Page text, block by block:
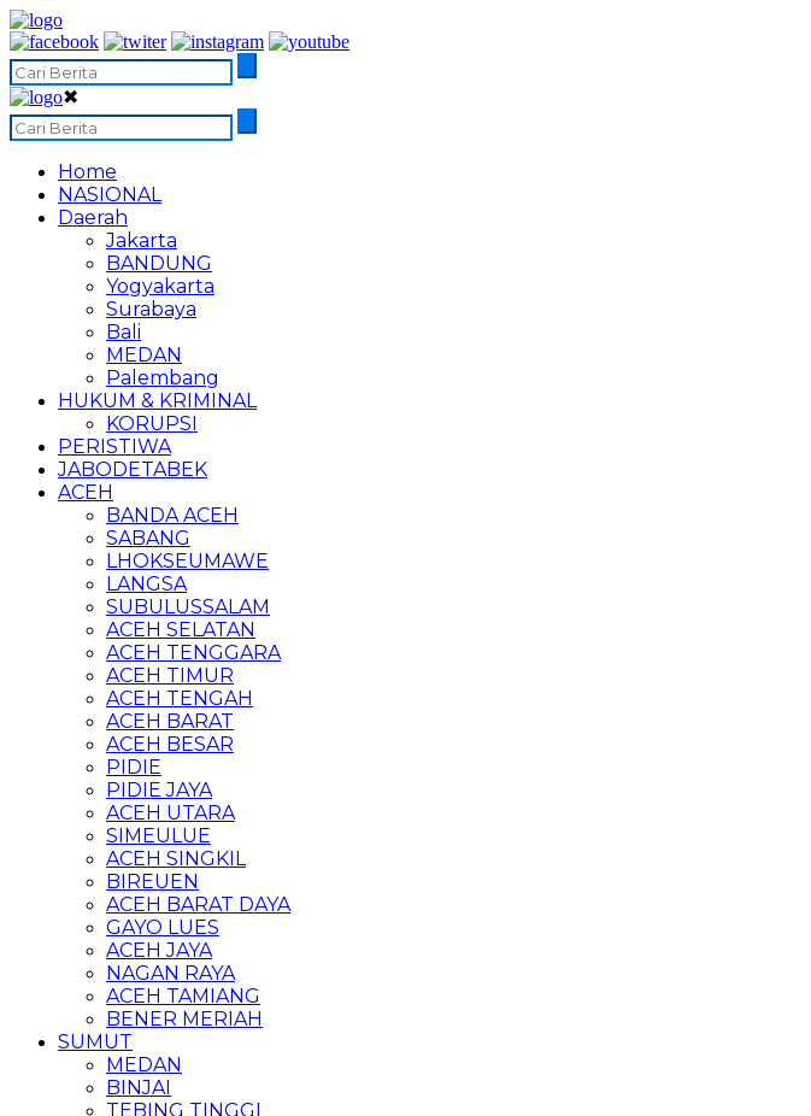
✖
Home
NASIONAL
Daerah
Jakarta
BANDUNG
Yogyakarta
Surabaya
Bali
MEDAN
Palembang
HUKUM & KRIMINAL
KORUPSI
PERISTIWA
JABODETABEK
ACEH
BANDA ACEH
SABANG
LHOKSEUMAWE
LANGSA
SUBULUSSALAM
ACEH SELATAN
ACEH TENGGARA
ACEH TIMUR
ACEH TENGAH
ACEH BARAT
ACEH BESAR
PIDIE
PIDIE JAYA
ACEH UTARA
SIMEULUE
ACEH SINGKIL
BIREUEN
ACEH BARAT DAYA
GAYO LUES
ACEH JAYA
NAGAN RAYA
ACEH TAMIANG
BENER MERIAH
SUMUT
MEDAN
BINJAI
TEBING TINGGI